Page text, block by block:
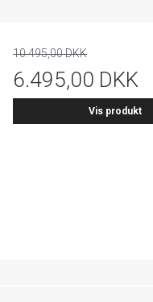
10.495,00 DKK
6.495,00 DKK
Vis produkt